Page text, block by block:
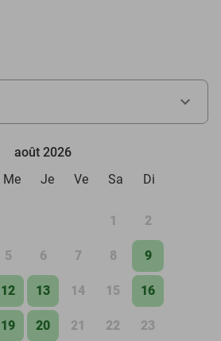
août 2026
Me Je Ve Sa Di
1 2
5 6 7 8 9
12 13 14 15 16
19 20 21 22 23